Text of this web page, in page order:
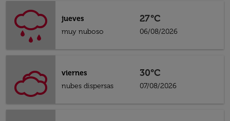
jueves
muy nuboso
27°C
06/08/2026
viernes
nubes dispersas
30°C
07/08/2026